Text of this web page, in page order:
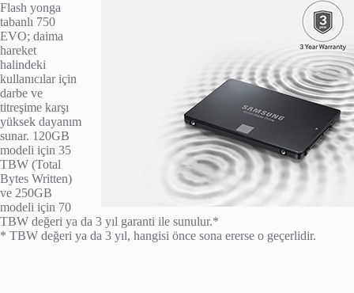
Flash yonga
tabanlı 750
EVO; daima
hareket
halindeki
kullanıcılar için
darbe ve
titreşime karşı
yüksek dayanım
sunar. 120GB
modeli için 35
TBW (Total
Bytes Written)
ve 250GB
modeli için 70
TBW değeri ya da 3 yıl garanti ile sunulur.*
* TBW değeri ya da 3 yıl, hangisi önce sona ererse o geçerlidir.